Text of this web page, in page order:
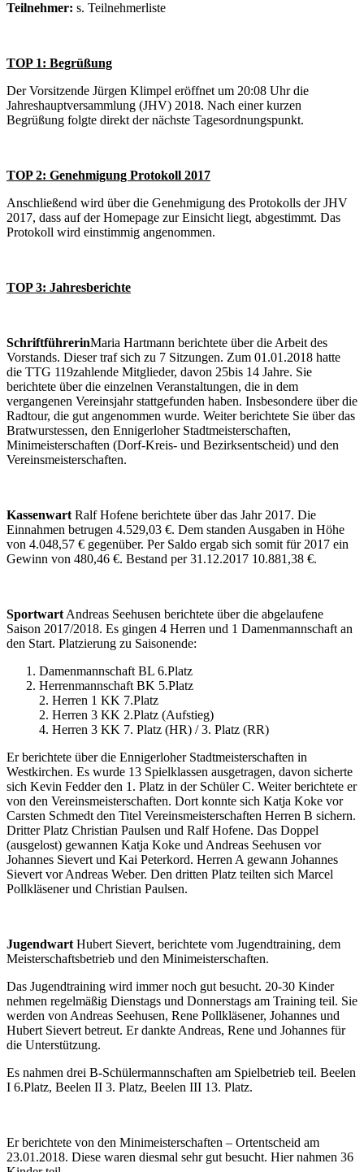
Teilnehmer: s. Teilnehmerliste
TOP 1: Begrüßung
Der Vorsitzende Jürgen Klimpel eröffnet um 20:08 Uhr die
Jahreshauptversammlung (JHV) 2018. Nach einer kurzen
Begrüßung folgte direkt der nächste Tagesordnungspunkt.
TOP 2: Genehmigung Protokoll 2017
Anschließend wird über die Genehmigung des Protokolls der JHV
2017, dass auf der Homepage zur Einsicht liegt, abgestimmt. Das
Protokoll wird einstimmig angenommen.
TOP 3: Jahresberichte
SchriftführerinMaria Hartmann berichtete über die Arbeit des
Vorstands. Dieser traf sich zu 7 Sitzungen. Zum 01.01.2018 hatte
die TTG 119zahlende Mitglieder, davon 25bis 14 Jahre. Sie
berichtete über die einzelnen Veranstaltungen, die in dem
vergangenen Vereinsjahr stattgefunden haben. Insbesondere über die
Radtour, die gut angenommen wurde. Weiter berichtete Sie über das
Bratwurstessen, den Ennigerloher Stadtmeisterschaften,
Minimeisterschaften (Dorf-Kreis- und Bezirksentscheid) und den
Vereinsmeisterschaften.
Kassenwart Ralf Hofene berichtete über das Jahr 2017. Die
Einnahmen betrugen 4.529,03 €. Dem standen Ausgaben in Höhe
von 4.048,57 € gegenüber. Per Saldo ergab sich somit für 2017 ein
Gewinn von 480,46 €. Bestand per 31.12.2017 10.881,38 €.
Sportwart Andreas Seehusen berichtete über die abgelaufene
Saison 2017/2018. Es gingen 4 Herren und 1 Damenmannschaft an
den Start. Platzierung zu Saisonende:
Damenmannschaft BL 6.Platz
Herrenmannschaft BK 5.Platz
2. Herren 1 KK 7.Platz
2. Herren 3 KK 2.Platz (Aufstieg)
4. Herren 3 KK 7. Platz (HR) / 3. Platz (RR)
Er berichtete über die Ennigerloher Stadtmeisterschaften in
Westkirchen. Es wurde 13 Spielklassen ausgetragen, davon sicherte
sich Kevin Fedder den 1. Platz in der Schüler C. Weiter berichtete er
von den Vereinsmeisterschaften. Dort konnte sich Katja Koke vor
Carsten Schmedt den Titel Vereinsmeisterschaften Herren B sichern.
Dritter Platz Christian Paulsen und Ralf Hofene. Das Doppel
(ausgelost) gewannen Katja Koke und Andreas Seehusen vor
Johannes Sievert und Kai Peterkord. Herren A gewann Johannes
Sievert vor Andreas Weber. Den dritten Platz teilten sich Marcel
Pollkläsener und Christian Paulsen.
Jugendwart Hubert Sievert, berichtete vom Jugendtraining, dem
Meisterschaftsbetrieb und den Minimeisterschaften.
Das Jugendtraining wird immer noch gut besucht. 20-30 Kinder
nehmen regelmäßig Dienstags und Donnerstags am Training teil. Sie
werden von Andreas Seehusen, Rene Pollkläsener, Johannes und
Hubert Sievert betreut. Er dankte Andreas, Rene und Johannes für
die Unterstützung.
Es nahmen drei B-Schülermannschaften am Spielbetrieb teil. Beelen
I 6.Platz, Beelen II 3. Platz, Beelen III 13. Platz.
Er berichtete von den Minimeisterschaften – Ortentscheid am
23.01.2018. Diese waren diesmal sehr gut besucht. Hier nahmen 36